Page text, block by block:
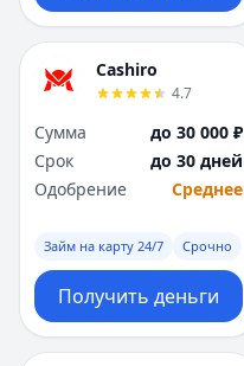
Cashiro
4.7
Сумма
до 30 000 ₽
Срок
до 30 дней
Одобрение
Среднее
Займ на карту 24/7 Срочно
Получить деньги